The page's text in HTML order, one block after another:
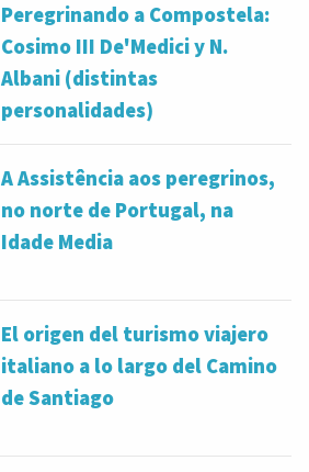
Peregrinando a Compostela:
Cosimo III De'Medici y N.
Albani (distintas
personalidades)
A Assistência aos peregrinos,
no norte de Portugal, na
Idade Media
El origen del turismo viajero
italiano a lo largo del Camino
de Santiago